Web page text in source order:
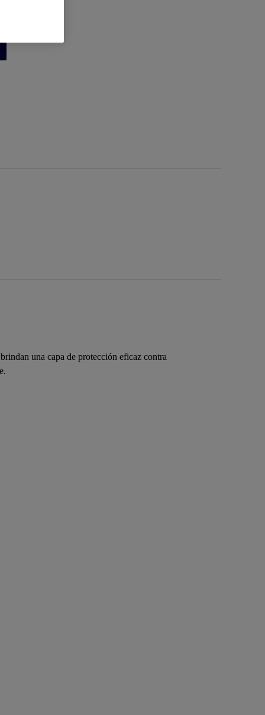
una capa de protección eficaz contra